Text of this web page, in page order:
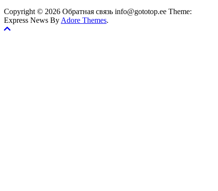
Copyright © 2026 Обратная связь info@gototop.ee Theme:
Express News By Adore Themes.